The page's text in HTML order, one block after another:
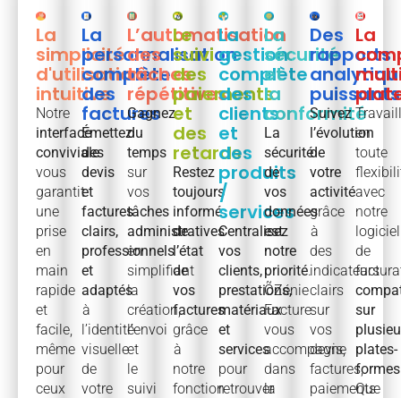
La
simplicité
d'utilisation
intuitive
Notre
interface
conviviale
vous
garantit
une
prise
en
main
rapide
et
facile,
même
pour
ceux
La
personnalisation
complète
des
factures​
Émettez
des
devis
et
factures
clairs,
professionnels
et
adaptés
à
l’identité
visuelle
de
votre
L’automatisation
des
tâches
répétitives
Gagnez
du
temps
sur
vos
tâches
administratives
en
simplifiant
la
création,
l’envoi
et
le
suivi
Le
suivi
des
paiements
et
des
retards
Restez
toujours
informé
de
l’état
de
vos
factures
grâce
à
notre
fonction
La
gestion
complète
des
clients
et
des
produits
/
services
Centralisez
vos
clients,
prestations,
matériaux
et
services
pour
retrouver
La
sécurité
et
la
conformité
La
sécurité
de
vos
données
est
notre
priorité.
ÕZénie
Facture
vous
accompagne
dans
la
Des
rapports
puissants
Suivez
l’évolution
de
votre
activité
grâce
à
des
indicateurs
clairs
sur
vos
devis,
factures,
paiements
La
en
toute
avec
notre
logiciel
de
sur
plates-
formes
Que